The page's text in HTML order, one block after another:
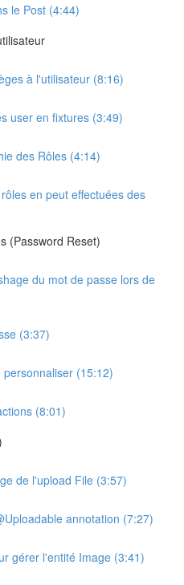
le Post (4:44)
à l'utilisateur (8:16)
user en fixtures (3:49)
des Rôles (4:14)
en peut effectuées des
(Password Reset)
du mot de passe lors de
(3:37)
(15:12)
(8:01)
de l'upload File (3:57)
annotation (7:27)
gérer l'entité Image (3:41)